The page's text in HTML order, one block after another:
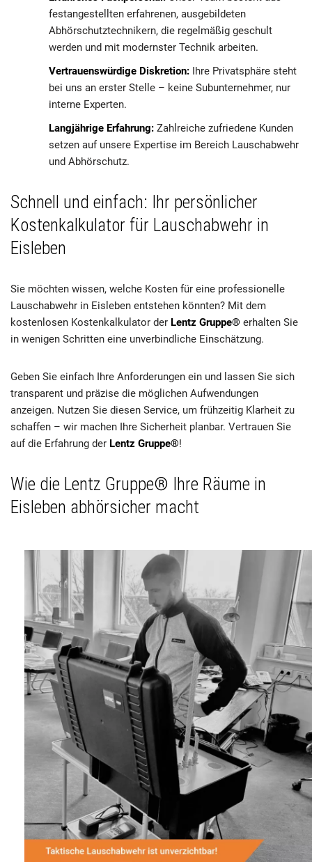
festangestellten erfahrenen, ausgebildeten
Abhörschutztechnikern, die regelmäßig geschult
werden und mit modernster Technik arbeiten.
Vertrauenswürdige Diskretion: Ihre Privatsphäre steht
bei uns an erster Stelle – keine Subunternehmer, nur
interne Experten.
Langjährige Erfahrung: Zahlreiche zufriedene Kunden
setzen auf unsere Expertise im Bereich Lauschabwehr
und Abhörschutz.
Schnell und einfach: Ihr persönlicher
Kostenkalkulator für Lauschabwehr in
Eisleben
Sie möchten wissen, welche Kosten für eine professionelle
Lauschabwehr in Eisleben entstehen könnten? Mit dem
kostenlosen Kostenkalkulator der Lentz Gruppe® erhalten Sie
in wenigen Schritten eine unverbindliche Einschätzung.
Geben Sie einfach Ihre Anforderungen ein und lassen Sie sich
transparent und präzise die möglichen Aufwendungen
anzeigen. Nutzen Sie diesen Service, um frühzeitig Klarheit zu
schaffen – wir machen Ihre Sicherheit planbar. Vertrauen Sie
auf die Erfahrung der Lentz Gruppe®!
Wie die Lentz Gruppe® Ihre Räume in
Eisleben abhörsicher macht